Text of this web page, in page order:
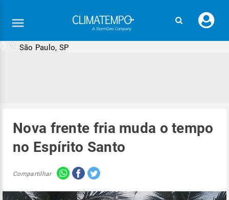
seu
São Paulo, SP
Nova frente fria muda o tempo
no Espírito Santo
Compartilhar